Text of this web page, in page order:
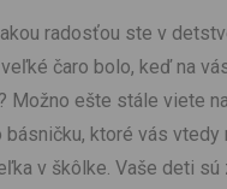
radosťou ste v
čaro bolo, keď na
Možno ešte stále viete
básničku, ktoré vás vtedy
v škôlke. Vaše deti